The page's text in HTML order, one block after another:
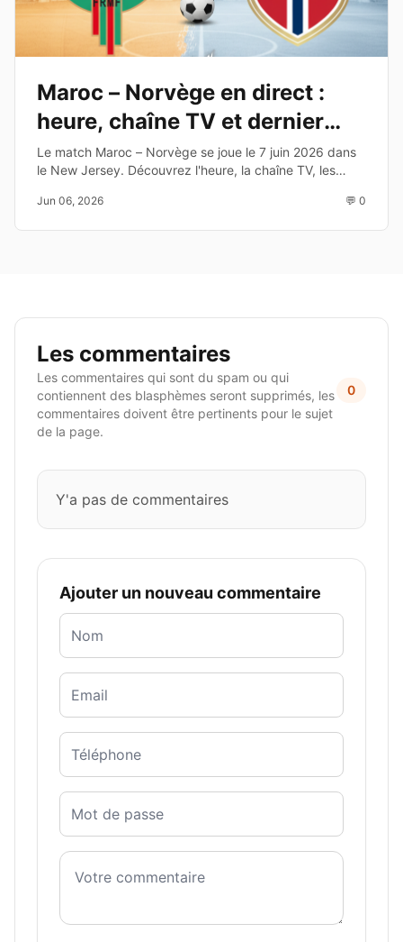
Maroc – Norvège en direct :
heure, chaîne TV et dernier
test avant le Mondial 2026
Le match Maroc – Norvège se joue le 7 juin 2026 dans
le New Jersey. Découvrez l'heure, la chaîne TV, les
2026.
Jun 06, 2026 💬 0
Les commentaires
Les commentaires qui sont du spam ou qui
contiennent des blasphèmes seront supprimés, les
commentaires doivent être pertinents pour le sujet
de la page.
0
Y'a pas de commentaires
Ajouter un nouveau commentaire